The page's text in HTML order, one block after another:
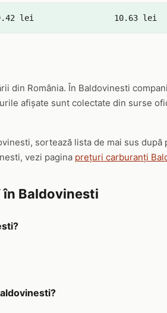
lei 10.63 lei
din România. În Baldovinesti
afișate sunt colectate din surse
sortează lista de mai sus după
vezi pagina prețuri carburanți
în Baldovinesti